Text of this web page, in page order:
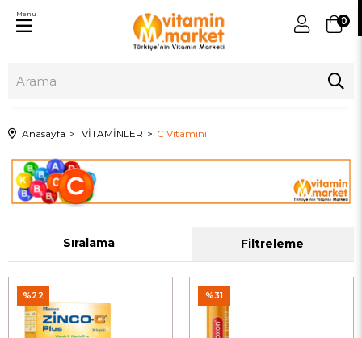
0
Menu
Anasayfa VİTAMİNLER C Vitamini
Filtreleme
Sıralama
%22 %31